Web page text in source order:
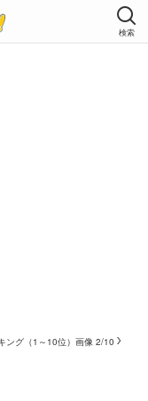
検索
ング（1～10位）画像 2/10